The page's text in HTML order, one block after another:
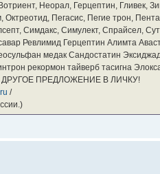
Неорал, Герцептин, Гливек,
Пегасис, Пегие трон,
Симдакс, Симулект, Спрайсел,
Ревлимид Герцептин Алимта
медак Сандостатин
рекормон тайверб тасигна
ДРУГОЕ ПРЕДЛОЖЕНИЕ В ЛИЧКУ!
/